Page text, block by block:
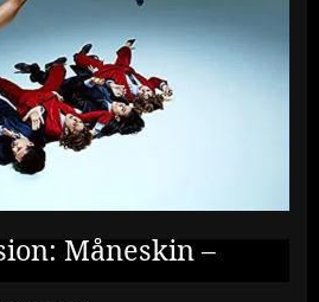
Måneskin –